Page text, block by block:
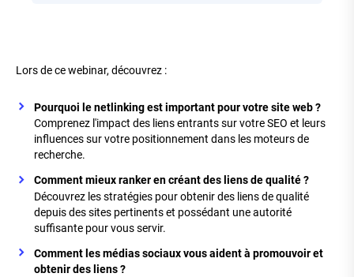
de
Lors de ce webinar, découvrez :
Pourquoi le netlinking est important pour votre site web ?
Comprenez l'impact des liens entrants sur votre SEO et leurs
influences sur votre positionnement dans les moteurs de
recherche.
Comment mieux ranker en créant des liens de qualité ?
Découvrez les stratégies pour obtenir des liens de qualité
depuis des sites pertinents et possédant une autorité
suffisante pour vous servir.
Comment les médias sociaux vous aident à promouvoir et
obtenir des liens ?